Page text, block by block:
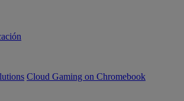
Cloud Gaming on Chromebook